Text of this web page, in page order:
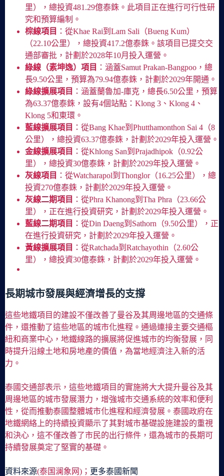
里），總投資481.29億泰銖。此項目正在進行可行性研
究和預算編制。
棕線項目 ：從Khae Rai到Lam Sali（Bueng Kum）
（22.10公里），總投資417.2億泰銖。該項目已提交交
通部審批，計劃於2028年10月投入運營。
綠線（素坤逸）項目 ：涵蓋Samut Prakan-Bangpoo，總
長9.50公里，預算為79.94億泰銖，計劃於2029年開通。
綠線擴展項目 ：涵蓋蘭魯加-庫克，總長6.50公里，預算
為63.37億泰銖，設有4個站點：Klong 3、Klong 4、
Klong 5和東環。
藍線擴展項目 ：從Bang Khae到Phutthamonthon Sai 4（8
公里），總投資63.37億泰銖，計劃於2029年投入運營。
金線擴展項目 ：從Khlong San到Prajadhipok（0.92公
里），總投資30億泰銖，計劃於2029年投入運營。
灰線項目 ：從Watcharapol到Thonglor（16.25公里），總
投資270億泰銖，計劃於2029年投入運營。
灰線二期項目 ：從Phra Khanong到Tha Phra（23.66公
里），正在進行投資研究，計劃於2029年投入運營。
藍線二期項目 ：從Din Daeng到Sathorn（9.50公里），正
在進行投資研究，計劃於2029年投入運營。
黃線擴展項目 ：從Ratchada到Ratchayothin（2.60公
里），總投資30億泰銖，計劃於2029年投入運營。
長期城市發展與經濟增長的支撐
這些地鐵項目的建設不僅改善了曼谷及其周邊地區的交通條
件，還推動了這些地區的城市化進程。通過連接主要交通樞
紐和商業中心，地鐵線路的擴展將促進城市的均衡發展，同
時提升沿線土地和房地產的價值，為當地經濟注入新的活
力。
泰國交通部表示，這些地鐵項目的實施將大大提升曼谷及其
周邊地區的城市發展潛力，增強城市交通系統的效率和便利
性，從而推動泰國整體城市化進程和經濟發展。泰國政府在
地鐵網絡上的持續投資顯示了其對城市基礎設施建設的重視
和決心，這不僅改善了市民的出行條件，還為城市的長期可
持續發展奠定了堅實的基礎。
資料來源(泰国澜象网)； 更多泰國新聞